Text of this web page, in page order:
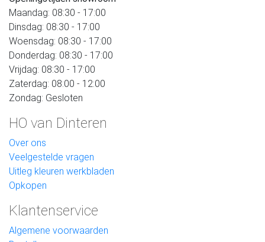
Maandag: 08:30 - 17:00
Dinsdag: 08:30 - 17:00
Woensdag: 08:30 - 17:00
Donderdag: 08:30 - 17:00
Vrijdag: 08:30 - 17:00
Zaterdag: 08:00 - 12:00
Zondag: Gesloten
HO van Dinteren
Over ons
Veelgestelde vragen
Uitleg kleuren werkbladen
Opkopen
Klantenservice
Algemene voorwaarden